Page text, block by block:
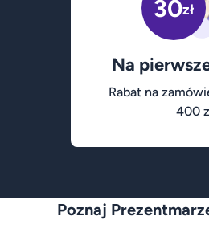
30zł
Na
Rabat na
400
Poznaj